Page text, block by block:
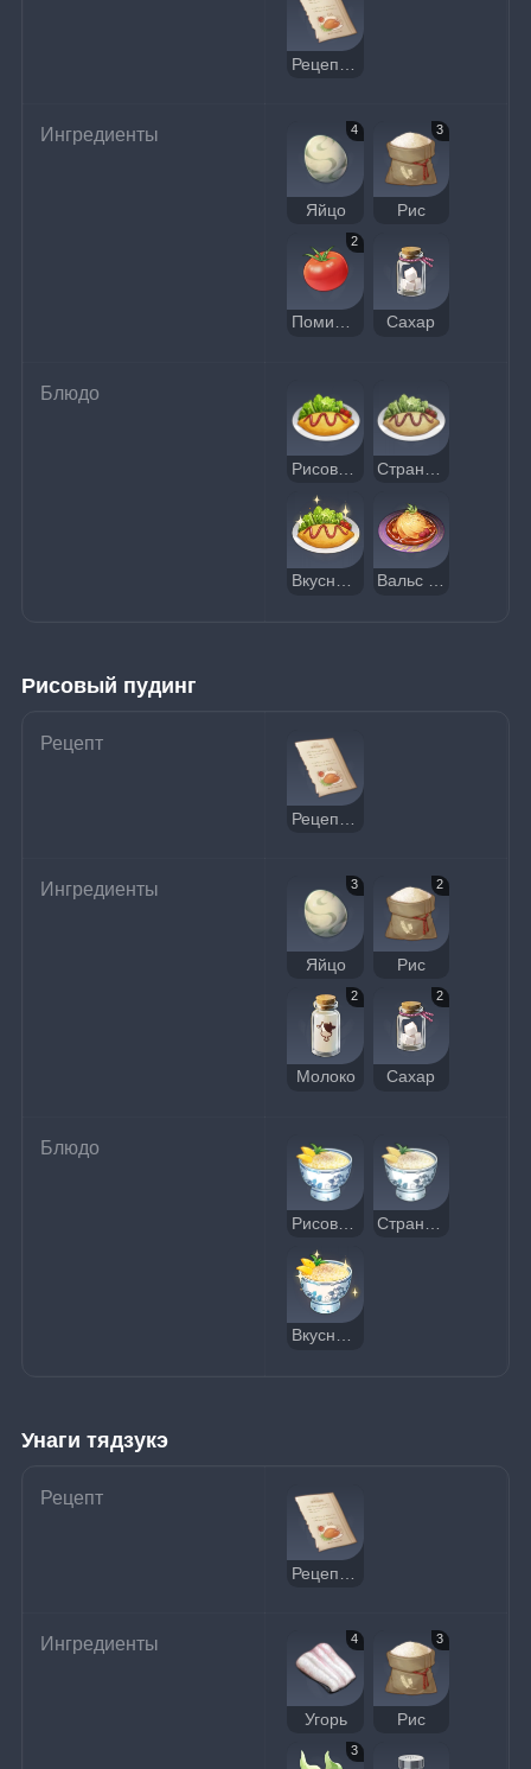
Ингредиенты 4
Яйцо
3
Рис
2
Помидор Сахар
Блюдо
Рисовый омлет
Вкусный рисовый омлет Вальс рисового омлета
Рисовый пудинг
Рецепт
Ингредиенты 3
Яйцо
2
Рис
2
Молоко
2
Сахар
Блюдо
Рисовый пудинг
Вкусный рисовый пудинг
Унаги тядзукэ
Рецепт
Ингредиенты 4
Угорь
3
Рис
3